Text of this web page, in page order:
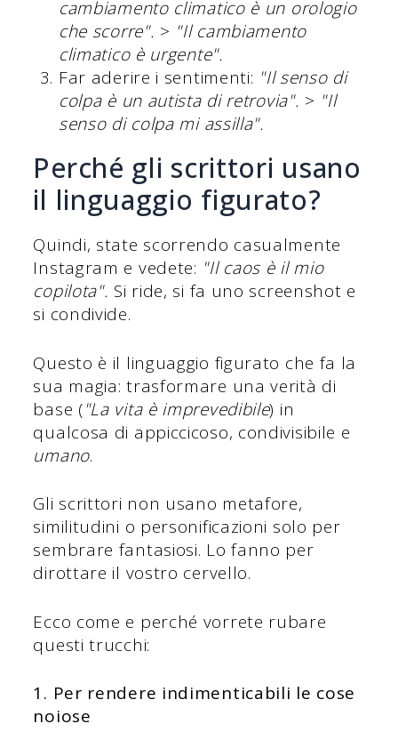
cambiamento climatico è un orologio
che scorre". > "Il cambiamento
climatico è urgente".
Far aderire i sentimenti: "Il senso di
colpa è un autista di retrovia". > "Il
senso di colpa mi assilla".
Perché gli scrittori usano
il linguaggio figurato?
Quindi, state scorrendo casualmente
Instagram e vedete: "Il caos è il mio
copilota". Si ride, si fa uno screenshot e
si condivide.
Questo è il linguaggio figurato che fa la
sua magia: trasformare una verità di
base ("La vita è imprevedibile) in
qualcosa di appiccicoso, condivisibile e
umano.
Gli scrittori non usano metafore,
similitudini o personificazioni solo per
sembrare fantasiosi. Lo fanno per
dirottare il vostro cervello.
Ecco come e perché vorrete rubare
questi trucchi:
1. Per rendere indimenticabili le cose
noiose